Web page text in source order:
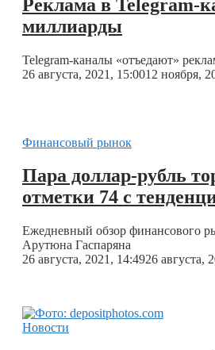
Реклама в Telegram-
миллиарды
Telegram-каналы «отъедают»
26 августа, 2021, 15:0012 ноября,
Финансовый рынок
Пара доллар-рубль
отметки 74 с
Ежедневный обзор финансового
Арутюна Гаспаряна
26 августа, 2021, 14:4926 августа,
Новости